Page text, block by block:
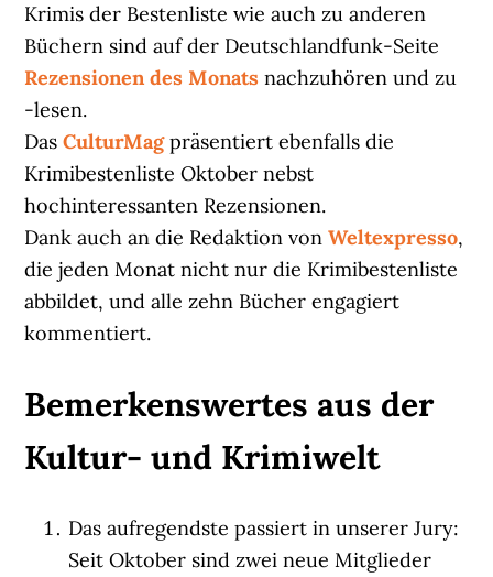
Krimis der Bestenliste wie auch zu anderen
Büchern sind auf der Deutschlandfunk-Seite
Rezensionen des Monats nachzuhören und zu
-lesen.
DasCulturMagpräsentiert ebenfalls die
Krimibestenliste Oktober nebst
hochinteressanten Rezensionen.
Dank auch an die Redaktion vonWeltexpresso,
die jeden Monat nicht nur die Krimibestenliste
abbildet, und alle zehn Bücher engagiert
kommentiert.
Bemerkenswertes aus der
Kultur- und Krimiwelt
Das aufregendste passiert in unserer Jury:
Seit Oktober sind zwei neue Mitglieder